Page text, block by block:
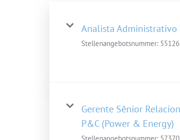
Analista Administrativo
Stellenangebotsnummer: 55126
Gerente Sênior
P&C (Power & Energy)